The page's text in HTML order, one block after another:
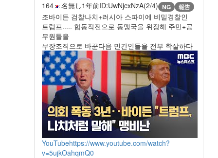
164 名無し1年前ID:UwNjcxNzA(2/4) NG 報告
조바이든 검찰나치+러시아 스파이에 비밀경찰인
트럼프..... 합동작전으로 동맹국을 위장해 주민+공
무원들을
무장조직으로 바꾼다음 민간인들을 전부 학살하다
YouTubehttps://www.youtube.com/watch?
v=5ujkOahqmQ0